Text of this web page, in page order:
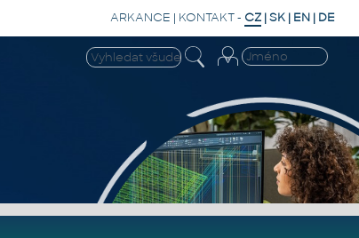
ARKANCE | KONTAKT- CZ |SK | EN | DE